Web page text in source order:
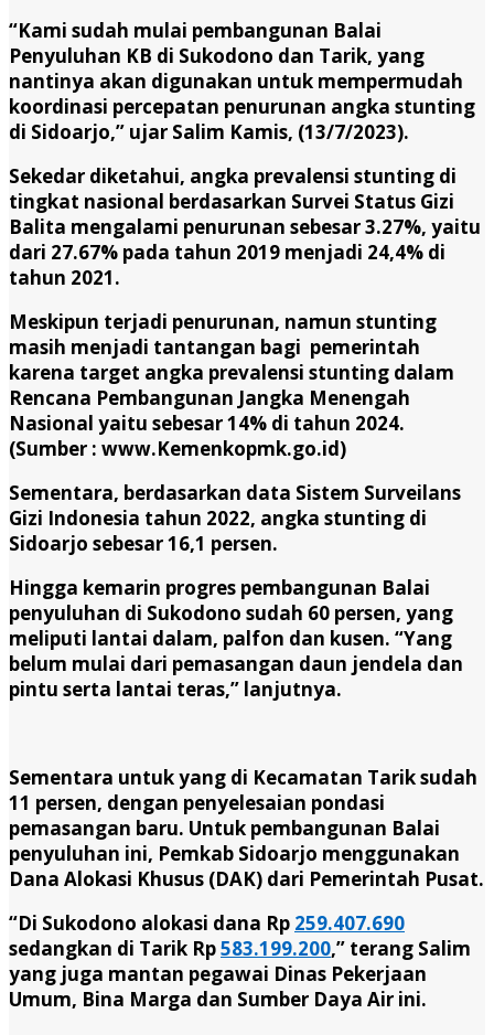
“Kami sudah mulai pembangunan Balai
Penyuluhan KB di Sukodono dan Tarik, yang
nantinya akan digunakan untuk mempermudah
koordinasi percepatan penurunan angka stunting
di Sidoarjo,” ujar Salim Kamis, (13/7/2023).
Sekedar diketahui, angka prevalensi stunting di
tingkat nasional berdasarkan Survei Status Gizi
Balita mengalami penurunan sebesar 3.27%, yaitu
dari 27.67% pada tahun 2019 menjadi 24,4% di
tahun 2021.
Meskipun terjadi penurunan, namun stunting
masih menjadi tantangan bagi pemerintah
karena target angka prevalensi stunting dalam
Rencana Pembangunan Jangka Menengah
Nasional yaitu sebesar 14% di tahun 2024.
(Sumber : www.Kemenkopmk.go.id)
Sementara, berdasarkan data Sistem Surveilans
Gizi Indonesia tahun 2022, angka stunting di
Sidoarjo sebesar 16,1 persen.
Hingga kemarin progres pembangunan Balai
penyuluhan di Sukodono sudah 60 persen, yang
meliputi lantai dalam, palfon dan kusen. “Yang
belum mulai dari pemasangan daun jendela dan
pintu serta lantai teras,” lanjutnya.
Sementara untuk yang di Kecamatan Tarik sudah
11 persen, dengan penyelesaian pondasi
pemasangan baru. Untuk pembangunan Balai
penyuluhan ini, Pemkab Sidoarjo menggunakan
Dana Alokasi Khusus (DAK) dari Pemerintah Pusat.
“Di Sukodono alokasi dana Rp 259.407.690
sedangkan di Tarik Rp583.199.200,” terang Salim
yang juga mantan pegawai Dinas Pekerjaan
Umum, Bina Marga dan Sumber Daya Air ini.